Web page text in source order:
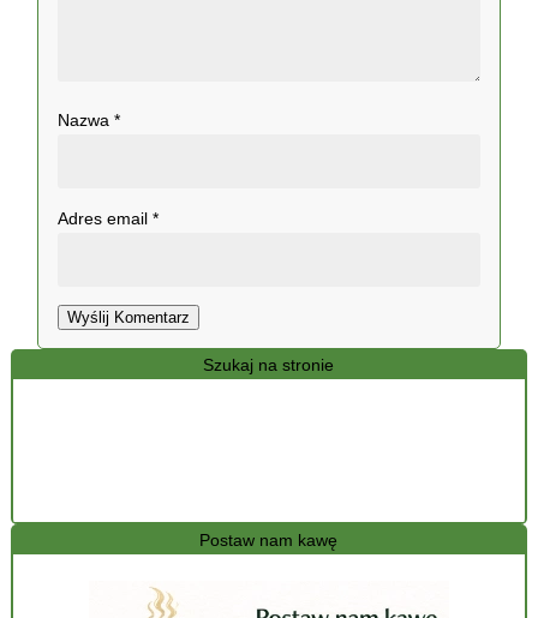
Szukaj na stronie
Postaw nam kawę
Nazwa*
Adres email*
Wyślij Komentarz